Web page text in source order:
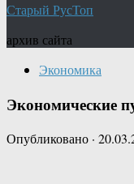
Старый РусТоп
архив сайта
Экономика
Экономические
Опубликовано ·